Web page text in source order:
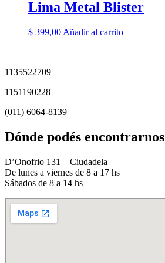
Lima Metal Blister
$ 399,00 Añadir al carrito
1135522709
1151190228
(011) 6064-8139
Dónde podés encontrarnos
D’Onofrio 131 – Ciudadela
De lunes a viernes de 8 a 17 hs
Sábados de 8 a 14 hs